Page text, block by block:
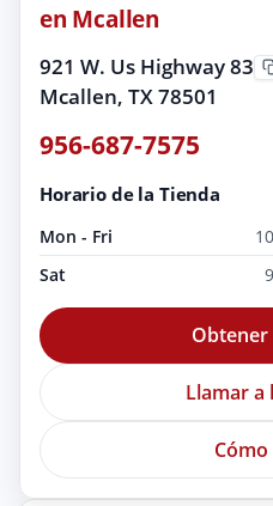
en Mcallen
921 W. Us Highway 83
Mcallen, TX 78501
956-687-7575
Horario de la Tienda
Mon - Fri
Sat
Obtener
Llamar a